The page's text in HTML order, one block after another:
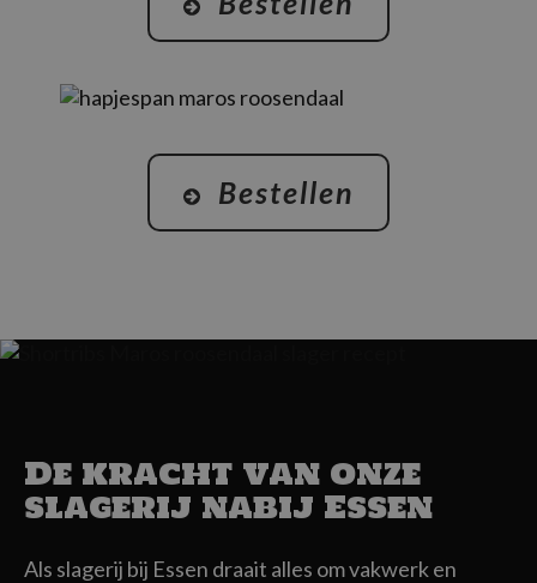
Bestellen
De kracht van onze
slagerij nabij Essen
Als slagerij bij Essen draait alles om vakwerk en